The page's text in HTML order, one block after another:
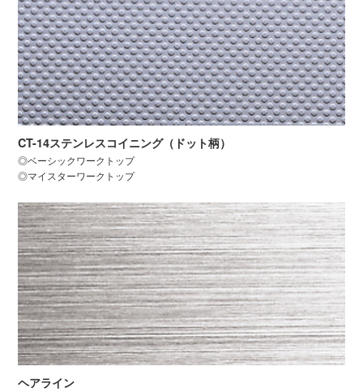
CT-14ステンレスコイニング（ドット柄）
◎ベーシックワークトップ
◎マイスターワークトップ
ヘアライン